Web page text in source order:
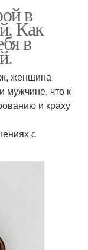
в
Как
в
женщина
мужчине, что к
и краху
с